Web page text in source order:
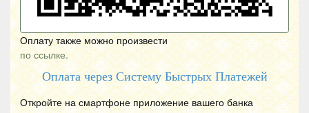
Оплату также можно произвести
по ссылке.
Оплата через Систему Быстрых Платежей
Откройте на смартфоне приложение вашего банка